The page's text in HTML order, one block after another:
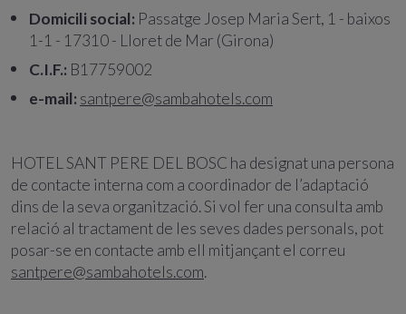
Domicili social: Passatge Josep Maria Sert, 1 - baixos
1-1 - 17310 - Lloret de Mar (Girona)
C.I.F.: B17759002
e-mail: santpere@sambahotels.com
HOTEL SANT PERE DEL BOSC ha designat una persona
de contacte interna com a coordinador de l’adaptació
dins de la seva organització. Si vol fer una consulta amb
relació al tractament de les seves dades personals, pot
posar-se en contacte amb ell mitjançant el correu
santpere@sambahotels.com.